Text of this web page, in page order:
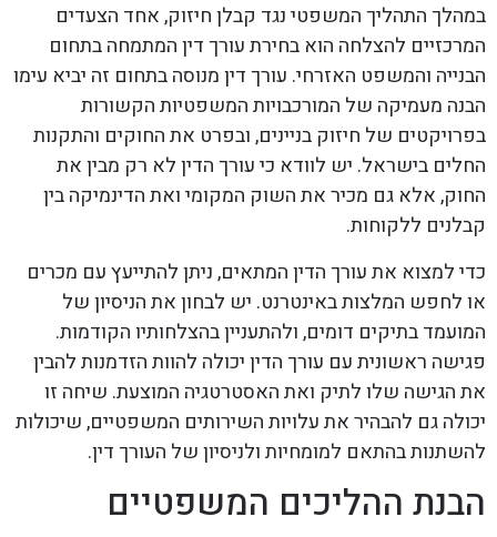
במהלך התהליך המשפטי נגד קבלן חיזוק, אחד הצעדים
המרכזיים להצלחה הוא בחירת עורך דין המתמחה בתחום
הבנייה והמשפט האזרחי. עורך דין מנוסה בתחום זה יביא עימו
הבנה מעמיקה של המורכבויות המשפטיות הקשורות
בפרויקטים של חיזוק בניינים, ובפרט את החוקים והתקנות
החלים בישראל. יש לוודא כי עורך הדין לא רק מבין את
החוק, אלא גם מכיר את השוק המקומי ואת הדינמיקה בין
קבלנים ללקוחות.
כדי למצוא את עורך הדין המתאים, ניתן להתייעץ עם מכרים
או לחפש המלצות באינטרנט. יש לבחון את הניסיון של
המועמד בתיקים דומים, ולהתעניין בהצלחותיו הקודמות.
פגישה ראשונית עם עורך הדין יכולה להוות הזדמנות להבין
את הגישה שלו לתיק ואת האסטרטגיה המוצעת. שיחה זו
יכולה גם להבהיר את עלויות השירותים המשפטיים, שיכולות
להשתנות בהתאם למומחיות ולניסיון של העורך דין.
הבנת ההליכים המשפטיים